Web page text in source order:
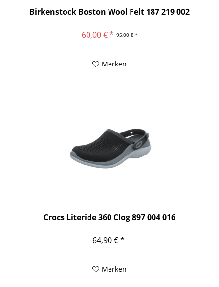
Birkenstock Boston Wool Felt 187 219 002
95,00 € *
60,00 € *
Merken
Crocs Literide 360 Clog 897 004 016
64,90 € *
Merken